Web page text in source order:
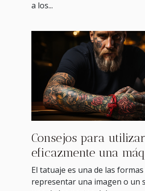
a los...
Consejos para utilizar
eficazmente una
tatuar
El tatuaje es una de las formas
representar una imagen o un